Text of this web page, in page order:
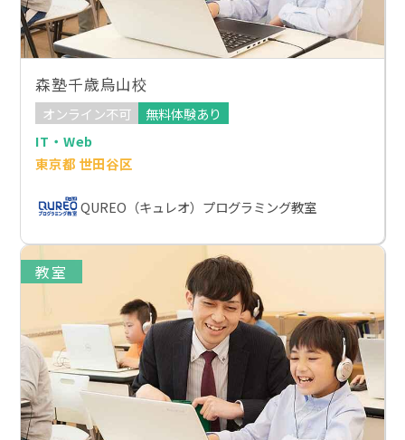
森塾千歳烏山校
オンライン不可
無料体験あり
IT・Web
東京都 世田谷区
QUREO（キュレオ）プログラミング教室
教室